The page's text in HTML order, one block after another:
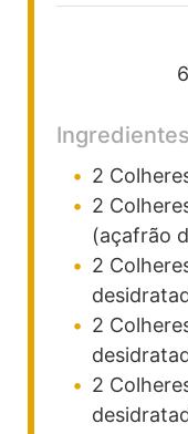
6
Ingredientes
2
2
(açafrão
2
2
2